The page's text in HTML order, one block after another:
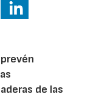
de las